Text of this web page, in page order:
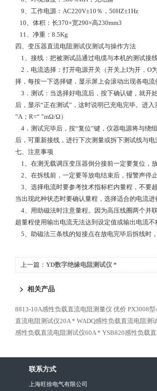
9、工作电源：AC220V±10％，50HZ±1Hz
10、体积：长370×宽290×高230mm3
11、净重：8.5Kg
四、变压器直流电阻测试仪测试与操作方法
1、接线：把被测试品通过电缆与本机的测试接
2．电流选择：打开电源开关（开关上I为开，O
择，每按一下选择键，显示屏上会滚动出现各电流
3．测试：当选择好电流后，按下确认键，就开
后，显示“正在测试”，这时说明已充电完毕。进
”A；R=“ ”mΩ/Ω）
4．测试完毕后，按“复位”键，仪器电源将与绕
后，可重新接线，进行下次测量或拆下测试线与电
七、注意事项
1、在测无载调压变压器倒分接前一定要复位，
2、在拆线前，一定要等放电结束后，报警声停止
3、选择电流时要参考技术指标栏内量程，不要
当出现此种状态时要确认量程，选择适合的电流进
4、用助磁法时注意量程。因为高压线圈两个并
超量程使用输出电流无法达到设定值或输出电流不
5、助磁法三条线的短接点在放电完毕后拆线时
上一篇： YD数字绝缘电阻测试仪 *
相关产品
8813-10A感性负载直流电阻测量仪 优价 PX3008
直流电阻测试仪20A * WADQ感性负载直流电阻测
感性负载直流电阻测试仪60A * YSB820感性负载
联系方式
上海旺徐电气有限公司